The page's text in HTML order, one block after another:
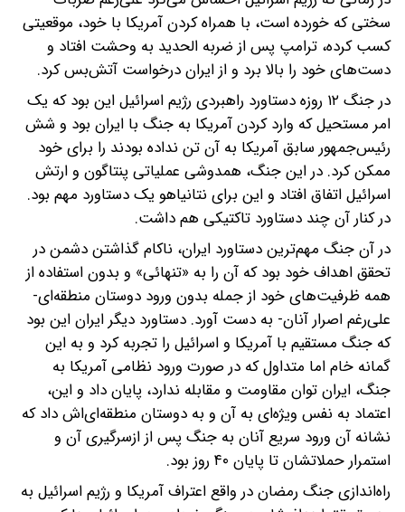
سختی که خورده است‌، با همراه کردن آمریکا با خود‌، موقعیتی
کسب کرده‌، ترامپ پس از ضربه الحدید به وحشت افتاد و
دست‌های خود را بالا برد و از ایران درخواست آتش‌بس کرد.
در جنگ ۱۲ روزه دستاورد راهبردی رژیم اسرائیل این بود که یک
امر مستحیل که وارد کردن آمریکا به جنگ با ایران بود و شش
رئیس‌جمهور سابق آمریکا به آن تن نداده بودند را برای خود
ممکن کرد. در این جنگ‌، همدوشی عملیاتی پنتاگون و ارتش
اسرائیل اتفاق افتاد و این برای نتانیاهو یک دستاورد مهم بود.
در کنار آن چند دستاورد تاکتیکی هم داشت.
در آن جنگ مهم‌ترین دستاورد ایران‌، ناکام گذاشتن دشمن در
تحقق اهداف خود بود که آن را به «تنهائی» و بدون استفاده از
همه ظرفیت‌های خود از جمله بدون ورود دوستان منطقه‌ای-
علی‌رغم اصرار آنان- به دست آورد. دستاورد دیگر ایران این بود
که جنگ مستقیم با آمریکا و اسرائیل را تجربه کرد و به این
گمانه خام اما متداول که در صورت ورود نظامی آمریکا به
جنگ‌، ایران توان مقاومت و مقابله ندارد‌، پایان داد و این‌،
اعتماد به نفس ویژه‌ای به آن و به دوستان منطقه‌ای‌اش داد که
نشانه آن ورود سریع آنان به جنگ پس از ازسرگیری آن و
استمرار حملاتشان تا پایان ۴۰ روز بود.
راه‌اندازی جنگ رمضان در واقع اعتراف آمریکا و رژیم اسرائیل به